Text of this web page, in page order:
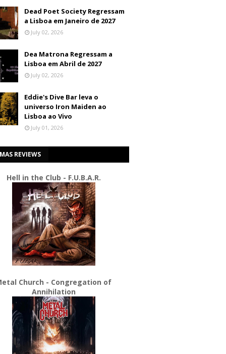
Dead Poet Society Regressam
a Lisboa em Janeiro de 2027
July 02, 2026
Dea Matrona Regressam a
Lisboa em Abril de 2027
July 02, 2026
Eddie's Dive Bar leva o
universo Iron Maiden ao
Lisboa ao Vivo
July 01, 2026
REVIEWS
Hell in the Club - F.U.B.A.R.
Church - Congregation of
Annihilation